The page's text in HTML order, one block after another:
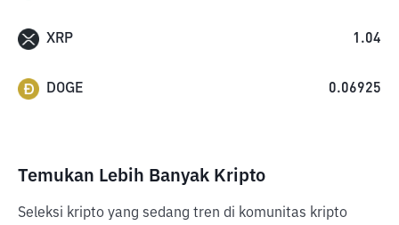
XRP 1.04
DOGE 0.06925
Temukan Lebih Banyak Kripto
Seleksi kripto yang sedang tren di komunitas kripto